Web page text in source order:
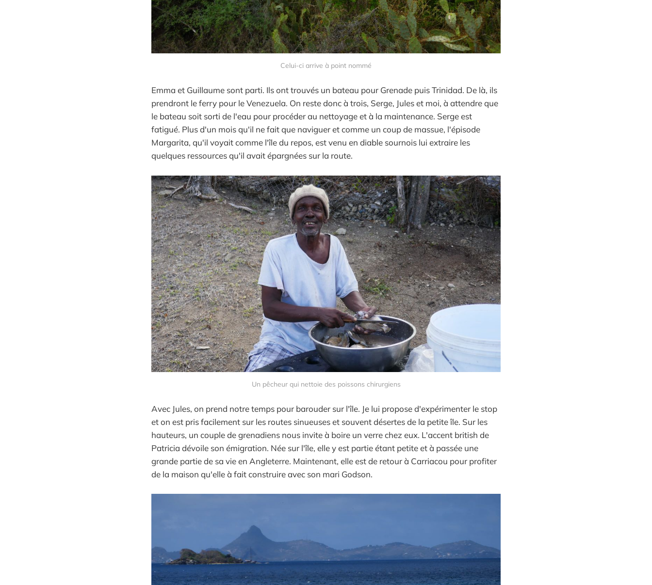
Celui-ci arrive à point nommé
Emma et Guillaume sont parti. Ils ont trouvés un bateau pour Grenade puis Trinidad. De là, ils
prendront le ferry pour le Venezuela. On reste donc à trois, Serge, Jules et moi, à attendre que
le bateau soit sorti de l'eau pour procéder au nettoyage et à la maintenance. Serge est
fatigué. Plus d'un mois qu'il ne fait que naviguer et comme un coup de massue, l'épisode
Margarita, qu'il voyait comme l'île du repos, est venu en diable sournois lui extraire les
quelques ressources qu'il avait épargnées sur la route.
Un pêcheur qui nettoie des poissons chirurgiens
Avec Jules, on prend notre temps pour barouder sur l'île. Je lui propose d'expérimenter le stop
et on est pris facilement sur les routes sinueuses et souvent désertes de la petite île. Sur les
hauteurs, un couple de grenadiens nous invite à boire un verre chez eux. L'accent british de
Patricia dévoile son émigration. Née sur l'île, elle y est partie étant petite et à passée une
grande partie de sa vie en Angleterre. Maintenant, elle est de retour à Carriacou pour profiter
de la maison qu'elle à fait construire avec son mari Godson.